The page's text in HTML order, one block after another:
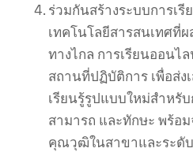
ร่วมกันสร้างระบบการเ
เทคโนโลยีสารสนเทศที่
ทางไกล การเรียนออนไ
สถานที่ปฏิบัติการ เพื่อส่ง
เรียนรู้รูปแบบใหม่สำหรั
สามารถ และทักษะ พร้อ
คุณวุฒิในสาขาและระดับ